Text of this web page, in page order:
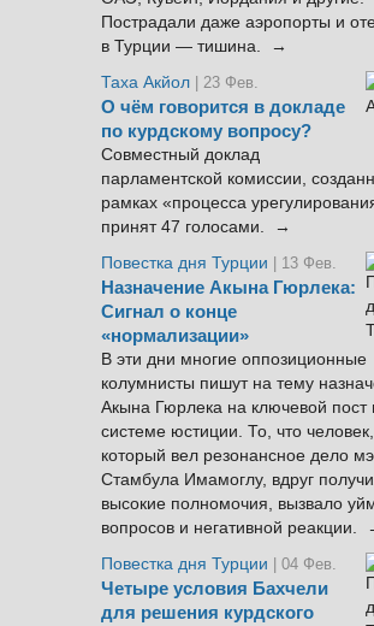
Пострадали даже аэропорты и
в Турции — тишина. →
Таха Акйол | 23 Фев.
О чём говорится в докладе
по курдскому вопросу?
Совместный доклад
парламентской комиссии,
рамках «процесса
принят 47 голосами. →
Повестка дня Турции
| 13 Фев.
Назначение Акына Гюрлека:
Сигнал о конце
«нормализации»
В эти дни многие оппозиционные
колумнисты пишут на тему
Акына Гюрлека на ключевой пост
системе юстиции. То, что человек,
который вел резонансное дело
Стамбула Имамоглу, вдруг
высокие полномочия, вызвало
вопросов и негативной реакции.
Повестка дня Турции
| 04 Фев.
Четыре условия Бахчели
для решения курдского